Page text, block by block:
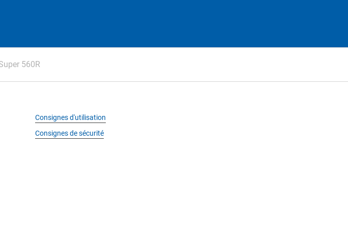
560R
Consignes d'utilisation
Consignes de sécurité